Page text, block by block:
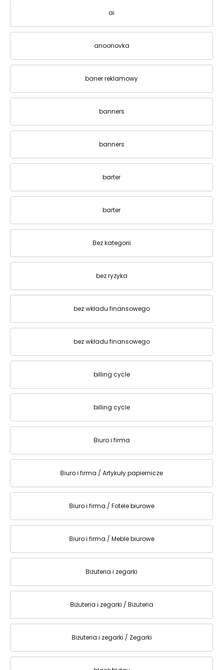
ai
anoonovka
baner reklamowy
banners
banners
barter
barter
Bez kategorii
bez ryzyka
bez wkładu finansowego
bez wkładu finansowego
billing cycle
billing cycle
Biuro i firma
Biuro i firma / Artykuły papiernicze
Biuro i firma / Fotele biurowe
Biuro i firma / Meble biurowe
Biżuteria i zegarki
Biżuteria i zegarki / Biżuteria
Biżuteria i zegarki / Zegarki